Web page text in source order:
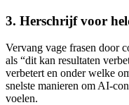
3. Herschrijf voor
Vervang vage frasen door
als “dit kan resultaten
verbetert en onder welke
snelste manieren om AI-
voelen.